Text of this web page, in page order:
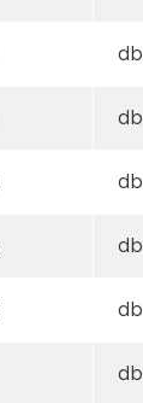
db
db
db
db
db
db